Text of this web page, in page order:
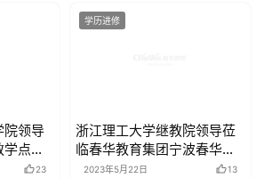
院领导
点调
23
学历进修
浙江理工大学继教院领导莅
临春华教育集团宁波春华教
学点调研指导工作
2023年5月22日 13